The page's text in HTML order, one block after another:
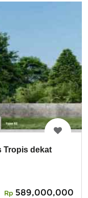
Tropis dekat
Rp 589,000,000